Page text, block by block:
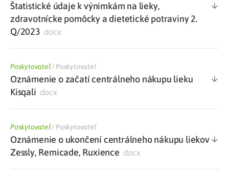
Štatistické údaje k výnimkám na lieky,
zdravotnícke pomôcky a dietetické potraviny 2.
Q/2023 docx
Poskytovateľ/Poskytovateľ
Oznámenie o začatí centrálneho nákupu lieku
Kisqali docx
Poskytovateľ/Poskytovateľ
Oznámenie o ukončení centrálneho nákupu liekov
Zessly, Remicade, Ruxience docx